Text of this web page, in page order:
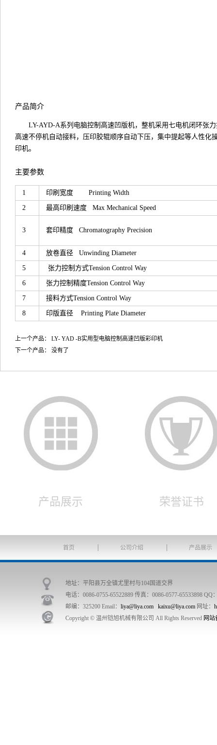
产品简介
LY-AYD-A系列电脑控制高速凹版机，整机采用七电机闭环张
高速不停机自动接料，压印胶辊顺序自动下压，集中提起等人性
印机。
主要参数
1 印刷宽度 Printing Width
2 最高印刷速度 Max Mechanical Speed
3 套印精度 Chromatography Precision
4 放卷直径 Unwinding Diameter
5 张力控制方式Tension Control Way
6 张力控制精度Tension Control Way
7 接料方式Tension Control Way
8 印版直径 Printing Plate Diameter
上一个产品： LY- YAD -B实用型电脑控制高速凹版彩印机
下一个产品： 没有了
产品展示 荣誉证书
首页 公司介绍 产品展示
地址：平阳县万全镇尤里村与104国道交界
电话：0086-0755-65522889 传真：0086-0577-65533898 QQ
邮编：325200 Email： liya@liya.com kaixu@liya.com 网址：
Copyright © 温州铠旭机械有限公司 All Rights Reserved 网站